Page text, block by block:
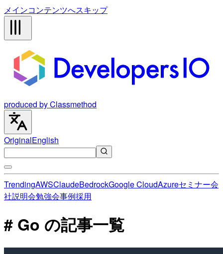
メインコンテンツへスキップ
produced by Classmethod
OriginalEnglish
TrendingAWSClaudeBedrockGoogle CloudAzureセミナー会
社説明会勉強会事例採用
# Go の記事一覧